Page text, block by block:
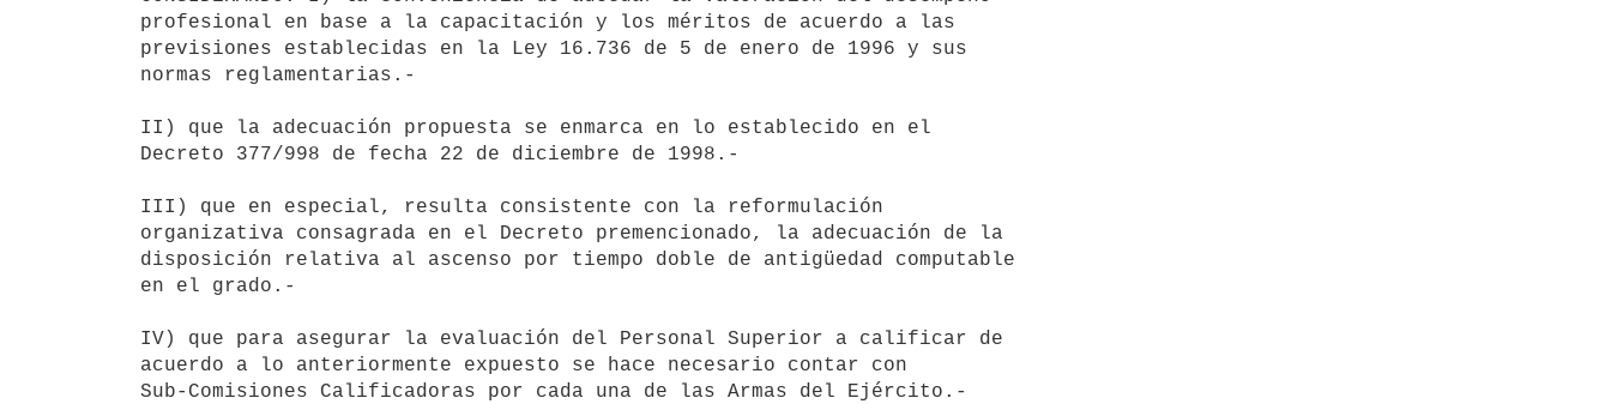
profesional en base a la capacitación y los méritos de acuerdo a las
previsiones establecidas en la Ley 16.736 de 5 de enero de 1996 y sus
normas reglamentarias.-
II) que la adecuación propuesta se enmarca en lo establecido en el
Decreto 377/998 de fecha 22 de diciembre de 1998.-
III) que en especial, resulta consistente con la reformulación
organizativa consagrada en el Decreto premencionado, la adecuación de la
disposición relativa al ascenso por tiempo doble de antigüedad computable
en el grado.-
IV) que para asegurar la evaluación del Personal Superior a calificar de
acuerdo a lo anteriormente expuesto se hace necesario contar con
Sub-Comisiones Calificadoras por cada una de las Armas del Ejército.-